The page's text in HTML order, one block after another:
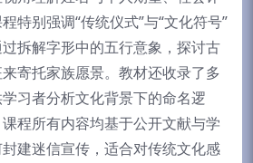
特别强调“传统仪式”与“文化符号”
拆解字形中的五行意象，探讨古
寄托家族愿景。教材还收录了多
习者分析文化背景下的命名逻
程所有内容均基于公开文献与学
建迷信宣传，适合对传统文化感